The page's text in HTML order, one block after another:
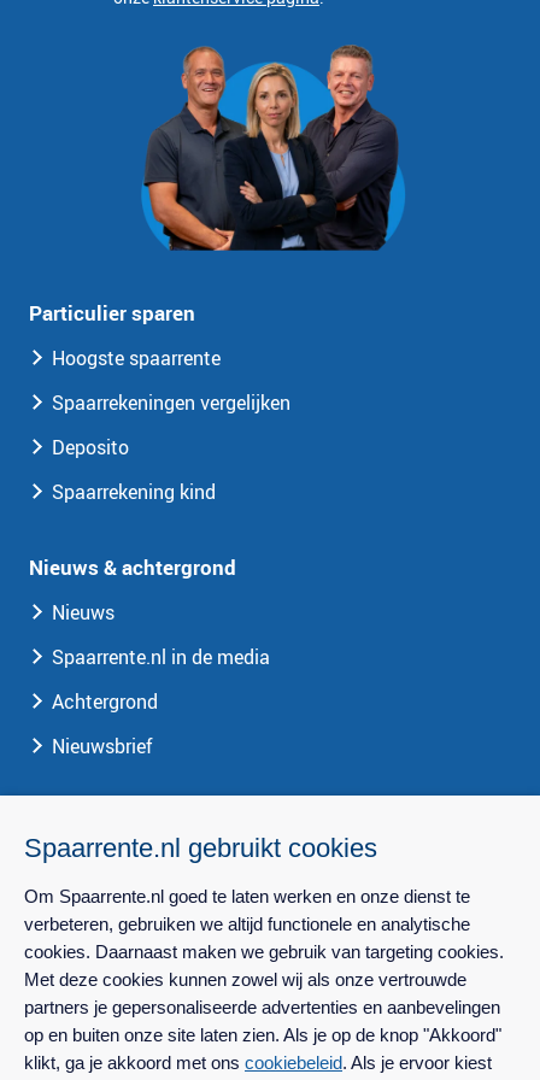
Particulier sparen
Hoogste spaarrente
Spaarrekeningen vergelijken
Deposito
Spaarrekening kind
Nieuws & achtergrond
Nieuws
Spaarrente.nl in de media
Achtergrond
Nieuwsbrief
Over Spaarrente.nl
Privacy
Contact
Perscontact
Spaarrente.nl gebruikt cookies
Om Spaarrente.nl goed te laten werken en onze dienst te
verbeteren, gebruiken we altijd functionele en analytische
cookies. Daarnaast maken we gebruik van targeting cookies.
Met deze cookies kunnen zowel wij als onze vertrouwde
partners je gepersonaliseerde advertenties en aanbevelingen
op en buiten onze site laten zien. Als je op de knop "Akkoord"
klikt, ga je akkoord met ons cookiebeleid. Als je ervoor kiest